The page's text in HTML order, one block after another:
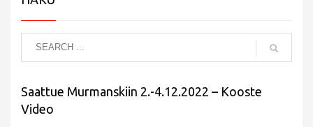
Saattue Murmanskiin 2.-4.12.2022 – Kooste
Video